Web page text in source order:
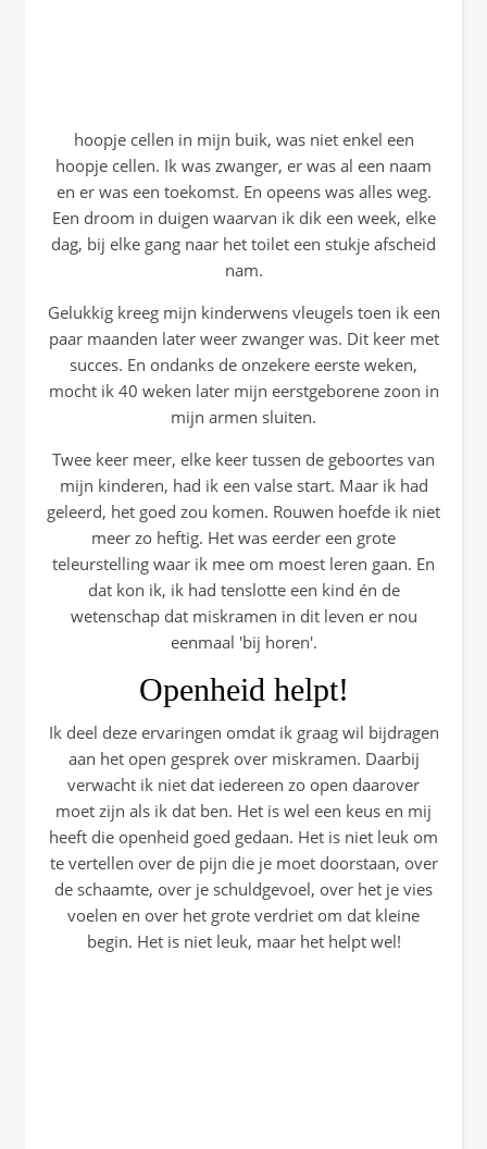
hoopje cellen in mijn buik, was niet enkel een
hoopje cellen. Ik was zwanger, er was al een naam
en er was een toekomst. En opeens was alles weg.
Een droom in duigen waarvan ik dik een week, elke
dag, bij elke gang naar het toilet een stukje afscheid
nam.
Gelukkig kreeg mijn kinderwens vleugels toen ik een
paar maanden later weer zwanger was. Dit keer met
succes. En ondanks de onzekere eerste weken,
mocht ik 40 weken later mijn eerstgeborene zoon in
mijn armen sluiten.
Twee keer meer, elke keer tussen de geboortes van
mijn kinderen, had ik een valse start. Maar ik had
geleerd, het goed zou komen. Rouwen hoefde ik niet
meer zo heftig. Het was eerder een grote
teleurstelling waar ik mee om moest leren gaan. En
dat kon ik, ik had tenslotte een kind én de
wetenschap dat miskramen in dit leven er nou
eenmaal 'bij horen'.
Openheid helpt!
Ik deel deze ervaringen omdat ik graag wil bijdragen
aan het open gesprek over miskramen. Daarbij
verwacht ik niet dat iedereen zo open daarover
moet zijn als ik dat ben. Het is wel een keus en mij
heeft die openheid goed gedaan. Het is niet leuk om
te vertellen over de pijn die je moet doorstaan, over
de schaamte, over je schuldgevoel, over het je vies
voelen en over het grote verdriet om dat kleine
begin. Het is niet leuk, maar het helpt wel!